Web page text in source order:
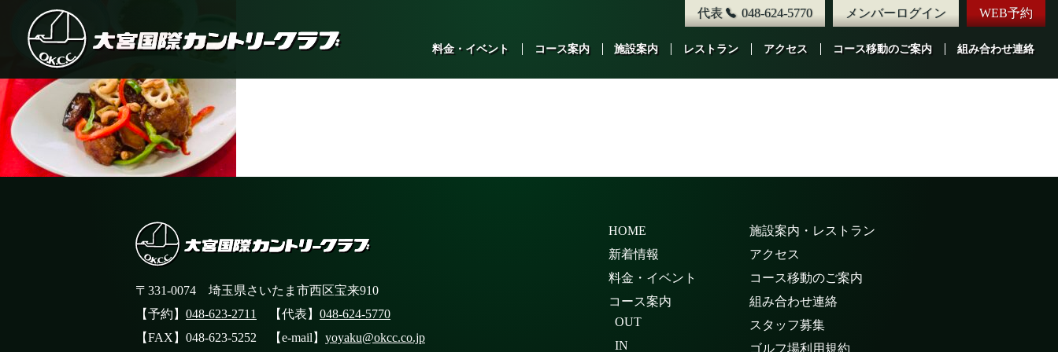
料金・イベント コース案内 施設案内 レストラン アクセス コース移動のご案内 組み合わせ連絡
代表 048-624-5770 メンバーログイン WEB予約
〒331-0074 埼玉県さいたま市西区宝来910
【予約】 048-623-2711 【代表】 048-624-5770
【FAX】048-623-5252 【e-mail】 yoyaku@okcc.co.jp
HOME
新着情報
料金・イベント
コース案内
OUT
IN
施設案内・レストラン
アクセス
コース移動のご案内
組み合わせ連絡
スタッフ募集
ゴルフ場利用規約